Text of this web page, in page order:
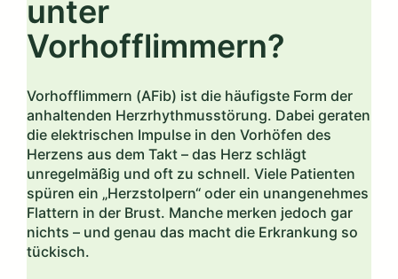
unter
Vorhofflimmern?
Vorhofflimmern (AFib) ist die häufigste Form der
anhaltenden Herzrhythmusstörung. Dabei geraten
die elektrischen Impulse in den Vorhöfen des
Herzens aus dem Takt – das Herz schlägt
unregelmäßig und oft zu schnell. Viele Patienten
spüren ein „Herzstolpern“ oder ein unangenehmes
Flattern in der Brust. Manche merken jedoch gar
nichts – und genau das macht die Erkrankung so
tückisch.